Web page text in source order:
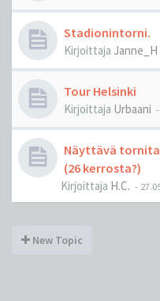
Stadionintorni.
Kirjoittaja Janne_H
Tour Helsinki
Kirjoittaja Urbaani -
Näyttävä
(26 kerrosta?)
Kirjoittaja H.C. -
New Topic